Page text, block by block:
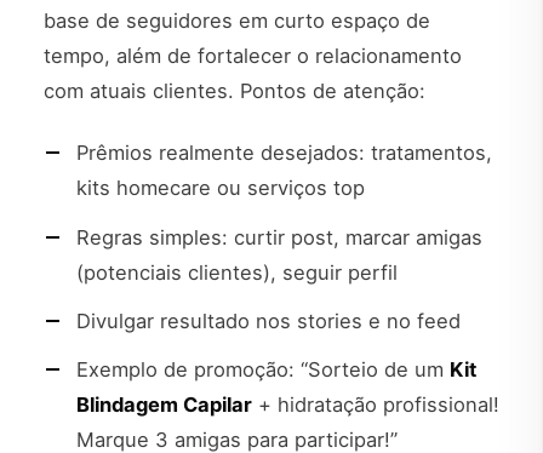
base de seguidores em curto espaço de
tempo, além de fortalecer o relacionamento
com atuais clientes. Pontos de atenção:
Prêmios realmente desejados: tratamentos,
kits homecare ou serviços top
Regras simples: curtir post, marcar amigas
(potenciais clientes), seguir perfil
Divulgar resultado nos stories e no feed
Exemplo de promoção: “Sorteio de um Kit
Blindagem Capilar + hidratação profissional!
Marque 3 amigas para participar!”